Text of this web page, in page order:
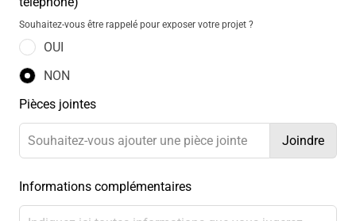
Souhaitez-vous être rappelé pour exposer votre projet ?
OUI
NON
Pièces jointes
Souhaitez-vous ajouter une pièce jointe Joindre
Informations complémentaires